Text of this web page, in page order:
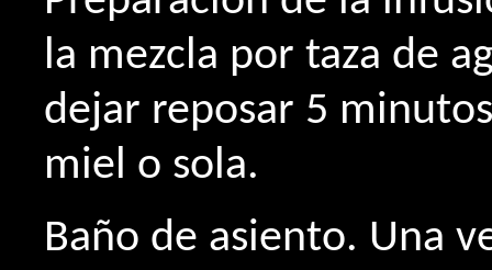
la mezcla por taza de
dejar reposar 5
miel o sola.
Baño de asiento. Una